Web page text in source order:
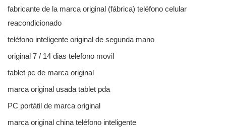
fabricante de la marca original (fábrica) teléfono celular
reacondicionado
teléfono inteligente original de segunda mano
original 7 / 14 dias telefono movil
tablet pc de marca original
marca original usada tablet pda
PC portátil de marca original
marca original china teléfono inteligente